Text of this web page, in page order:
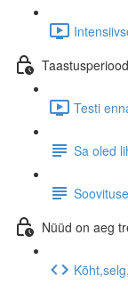
Testi
Sa oled
Nüüd on aeg